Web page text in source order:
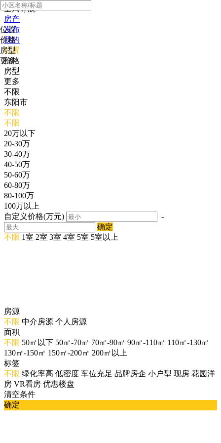
全局导航
房产
发布
我的
位置
价格
房型
更多
位置
价格
房型
更多
不限
东阳市
不限
不限
20万以下
20-30万
30-40万
40-50万
50-60万
60-80万
80-100万
100万以上
自定义价格(万元)
-
确定
不限 1室 2室 3室 4室 5室 5室以上
房源
不限 中介房源 个人房源
面积
不限 50㎡以下 50㎡-70㎡ 70㎡-90㎡ 90㎡-110㎡ 110㎡-130㎡
130㎡-150㎡ 150㎡-200㎡ 200㎡以上
标签
不限 绿化率高 低密度 车位充足 品牌房企 小户型 现房 花园洋
房 VR看房 优惠楼盘
清空条件
确定